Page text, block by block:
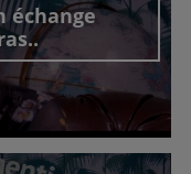
échange